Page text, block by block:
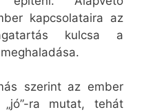
kapcsolataira az
kulcsa a
szerint az ember
ra mutat, tehát